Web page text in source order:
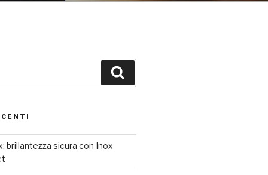
brillantezza sicura con Inox